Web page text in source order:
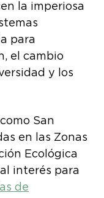
la imperiosa
para
el cambio
y los
San
en las Zonas
Ecológica
interés para
de